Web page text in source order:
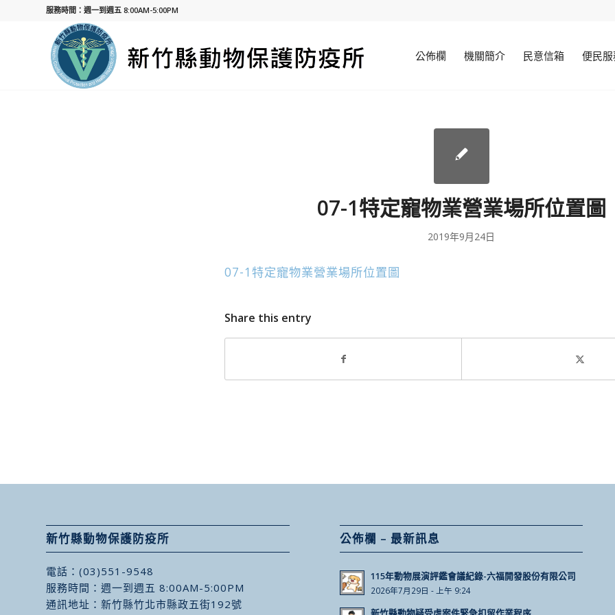
服務時間：週一到週五 8:00AM-5:00PM
公佈欄 機關簡介 民意信箱 便民
07-1特定寵物業營業場所位置圖
2019年9月24日
07-1特定寵物業營業場所位置圖
Share this entry
新竹縣動物保護防疫所
電話： (03)551-9548
服務時間：週一到週五 8:00AM-5:00PM
通訊地址： 新竹縣竹北市縣政五街192號
公佈欄 – 最新訊息
115年動物展演評鑑會議紀錄-六福開發股份有限公司
2026年7月29日 - 上午 9:24